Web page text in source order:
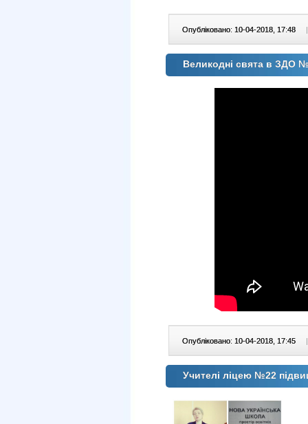
Опубліковано: 10-04-2018, 17:48 |
Великодні свята в ЗДО
Опубліковано: 10-04-2018, 17:45 |
Учителі ліцею №22